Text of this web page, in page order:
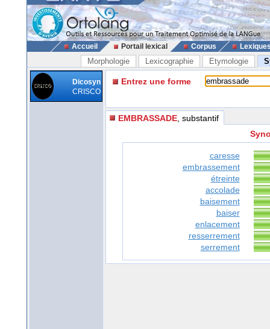
Accueil Portail lexical Corpus
Morphologie Lexicographie Etymologie
Dicosyn
CRISCO
Entrez une forme
EMBRASSADE , substantif
caresse
embrassement
étreinte
accolade
baisement
baiser
enlacement
resserrement
serrement